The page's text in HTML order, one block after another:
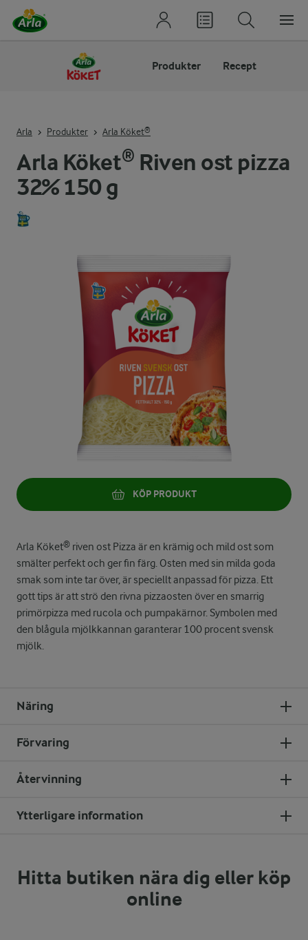
Produkter Recept
Arla Produkter Arla Köket®
Arla Köket® Riven ost pizza
32% 150 g
KÖP PRODUKT
Arla Köket® riven ost Pizza är en krämig och mild ost som
smälter perfekt och ger fin färg. Osten med sin milda goda
smak som inte tar över, är speciellt anpassad för pizza. Ett
gott tips är att strö den rivna pizzaosten över en smarrig
primörpizza med rucola och pumpakärnor. Symbolen med
den blågula mjölkkannan garanterar 100 procent svensk
mjölk.
Näring
Förvaring
Återvinning
Ytterligare information
Hitta butiken nära dig eller köp
online